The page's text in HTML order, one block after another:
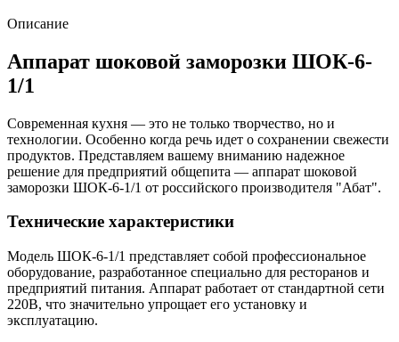
Описание
Аппарат шоковой заморозки ШОК-6-
1/1
Современная кухня — это не только творчество, но и
технологии. Особенно когда речь идет о сохранении свежести
продуктов. Представляем вашему вниманию надежное
решение для предприятий общепита — аппарат шоковой
заморозки ШОК-6-1/1 от российского производителя "Абат".
Технические характеристики
Модель ШОК-6-1/1 представляет собой профессиональное
оборудование, разработанное специально для ресторанов и
предприятий питания. Аппарат работает от стандартной сети
220В, что значительно упрощает его установку и
эксплуатацию.